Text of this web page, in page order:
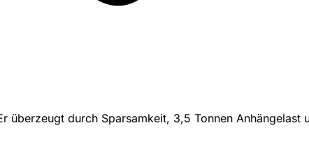
durch Sparsamkeit, 3,5 Tonnen